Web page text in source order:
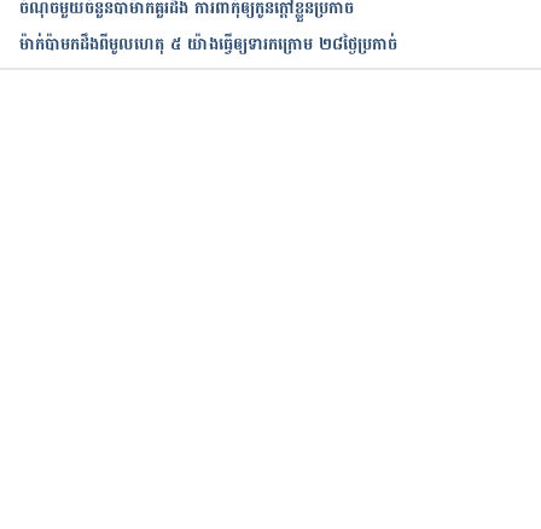
ntent.aspx?
ContentTypeID=40&ContentID=EpilepsySeizuresQ
uiz
ចំណុចមួយចំនួនប៉ាម៉ាក់គួរដឹង ការពាកុំឲ្យកូនក្ដៅខ្លួនប្រកាច់
ម៉ាក់ប៉ាមកដឹងពីមូលហេតុ ៥ យ៉ាងធ្វើឲ្យទារកក្រោម ២៨ថ្ងៃប្រកាច់